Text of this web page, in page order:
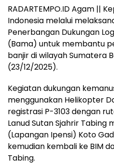
RADARTEMPO.ID Agam ||
Indonesia melalui
Penerbangan Dukungan
(Bama) untuk membantu
banjir di wilayah Sumatera
(23/12/2025).
Kegiatan dukungan
menggunakan Helikopter
registrasi P-3103 dengan
Lanud Sutan Sjahrir Tabing
(Lapangan Ipensi) Koto
kemudian kembali ke BIM
Tabing.